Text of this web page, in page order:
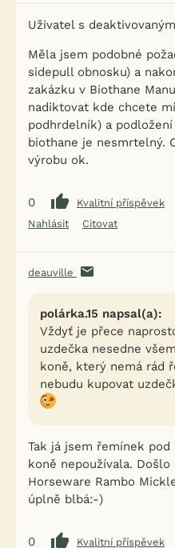
Uživatel s
Měla jsem podobné
sidepull obnosku) a
zakázku v Biothane
nadiktovat kde chcete
podhrdelník) a
biothane je nesmrtelný.
výrobu ok.
0
Kvalitní příspěvek
Nahlásit
Citovat
deauville
polárka.15 napsal(a):
Vždyť je přece
uzdečka nesedne
koně, který nemá rád
nebudu kupovat
Tak já jsem řemínek
koně nepoužívala.
Horseware Rambo
úplně blbá:-)
0
Kvalitní příspěvek